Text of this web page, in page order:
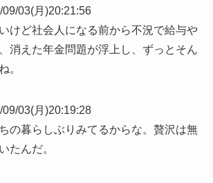
09/03(月)20:21:56
けど社会人になる前から不況で給与や
消えた年金問題が浮上し、ずっとそん
。
09/03(月)20:19:28
の暮らしぶりみてるからな。贅沢は無
たんだ。